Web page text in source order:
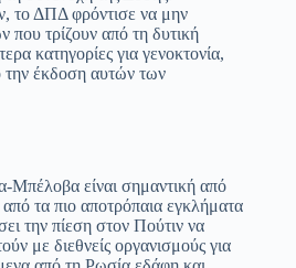
το ΔΠΔ φρόντισε να μην
που τρίζουν από τη δυτική
κατηγορίες για γενοκτονία,
έκδοση αυτών των
Μπέλοβα είναι σημαντική από
τα πιο αποτρόπαια εγκλήματα
την πίεση στον Πούτιν να
με διεθνείς οργανισμούς για